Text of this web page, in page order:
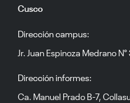
Cusco
Dirección campus:
Jr. Juan Espinoza Medrano
Dirección informes:
Ca. Manuel Prado B-7,